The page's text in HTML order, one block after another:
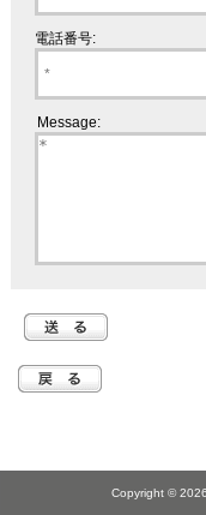
電話番号:
Message:
Copyright © 2026